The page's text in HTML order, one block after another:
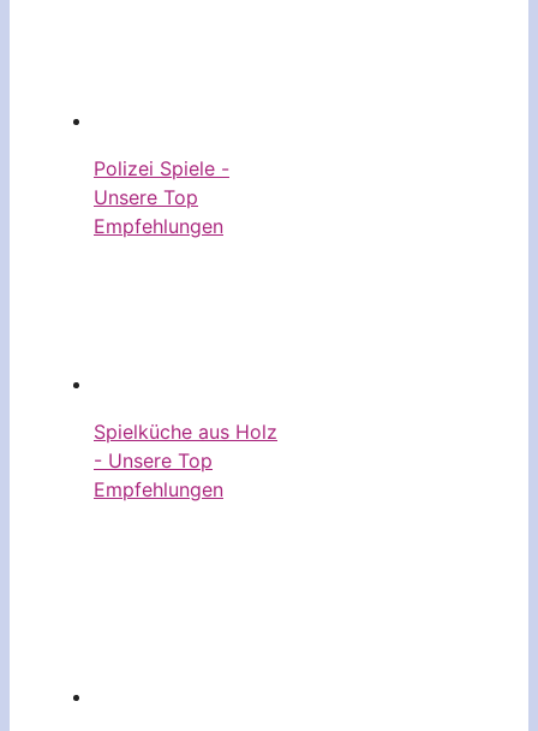
Polizei Spiele -
Unsere Top
Empfehlungen
Spielküche aus Holz
- Unsere Top
Empfehlungen